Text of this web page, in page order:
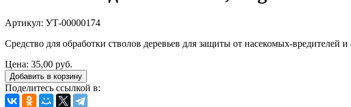
Артикул: УТ-00000174
Средство для обработки стволов деревьев для защиты от насекомых-вредителей
Цена: 35,00 руб.
Добавить в корзину
Поделитесь ссылкой в: